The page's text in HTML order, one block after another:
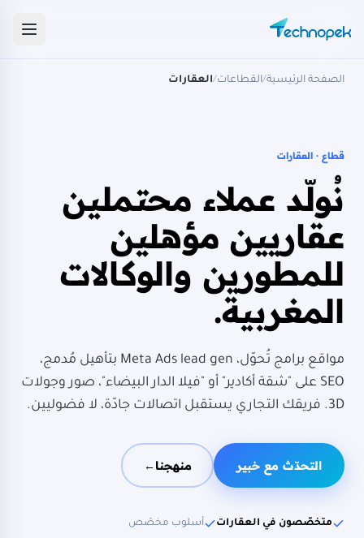
الصفحة الرئيسية/القطاعات/العقارات
قطاع · العقارات
نُولّد عملاء محتملين
عقاريين مؤهلين
للمطورين والوكالات
المغربية.
مواقع برامج تُحوّل، Meta Ads lead gen بتأهيل مُدمج،
SEO على "شقة أكادير" أو "فيلا الدار البيضاء"، صور وجولات
3D. فريقك التجاري يستقبل اتصالات جادّة، لا فضوليين.
التحدّث مع خبير منهجنا→
متخصّصون في العقارات أسلوب مخصّص
TECHNOPEK
خبير العقارات